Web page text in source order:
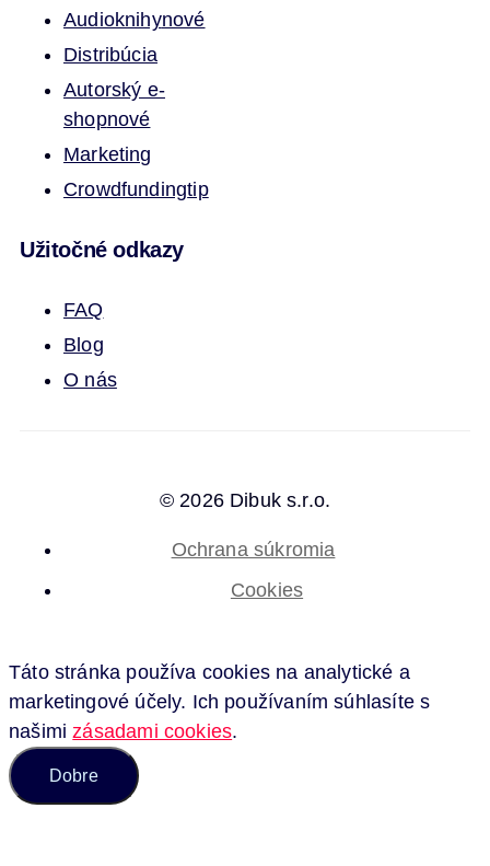
Audioknihynové
Distribúcia
Autorský e-
shopnové
Marketing
Crowdfundingtip
Užitočné odkazy
FAQ
Blog
O nás
© 2026 Dibuk s.r.o.
Ochrana súkromia
Cookies
Táto stránka používa cookies na analytické a
marketingové účely. Ich používaním súhlasíte s
našimizásadami cookies.
Dobre